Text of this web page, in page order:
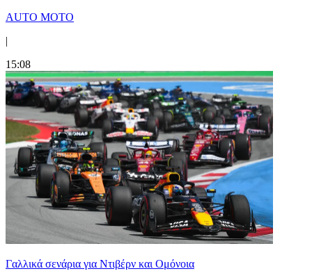
AUTO MOTO
|
15:08
Γαλλικά σενάρια για Ντιβέρν και Ομόνοια